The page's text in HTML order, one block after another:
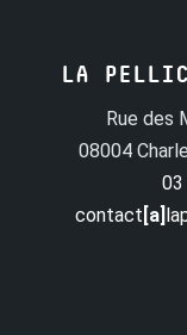
LA
Rue des
08004
03
contact [a]